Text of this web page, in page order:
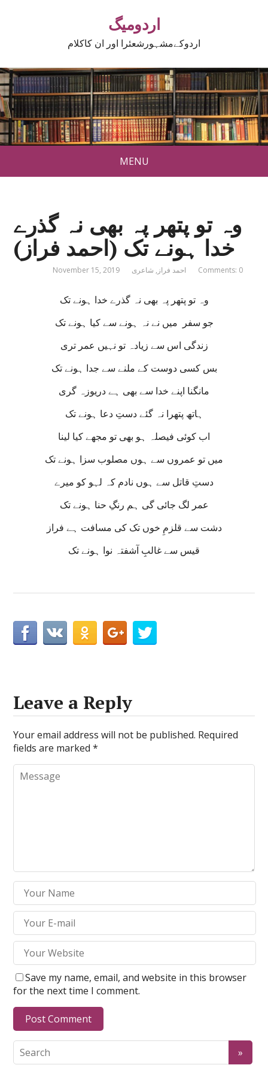
اردومیگ
اردوکےمشہورشعئرا اور ان کاکلام
MENU
وہ تو پتھر پہ بھی نہ گذرے
خدا ہونے تک (احمد فراز)
November 15, 2019 احمد فراز , شاعری Comments: 0
وہ تو پتھر پہ بھی نہ گذرے خدا ہونے تک
جو سفر میں نے نہ ہونے سے کیا ہونے تک
زندگی اس سے زیادہ تو نہیں عمر تری
بس کسی دوست کے ملنے سے جدا ہونے تک
مانگنا اپنے خدا سے بھی ہے دریوزہ گری
ہاتھ پتھرا نہ گئے دستِ دعا ہونے تک
اب کوئی فیصلہ ہو بھی تو مجھے کیا لینا
میں تو عمروں سے ہوں مصلوب سزا ہونے تک
دستِ قاتل سے ہوں نادم کہ لہو کو میرے
عمر لگ جائی گی ہم رنگِ حنا ہونے تک
دشت سے قلزمِ خوں تک کی مسافت ہے فراز
قیس سے غالبِ آشفتہ نوا ہونے تک
Leave a Reply
Your email address will not be published. Required
fields are marked*
Save my name, email, and website in this browser
for the next time I comment.